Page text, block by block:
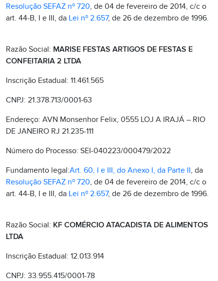
Resolução SEFAZ nº 720, de 04 de fevereiro de 2014, c/c o
art. 44-B, I e III, da Lei nº 2.657, de 26 de dezembro de 1996.
Razão Social: MARISE FESTAS ARTIGOS DE FESTAS E
CONFEITARIA 2 LTDA
Inscrição Estadual: 11.461.565
CNPJ: 21.378.713/0001-63
Endereço: AVN Monsenhor Felix, 0555 LOJ A IRAJÁ – RIO
DE JANEIRO RJ 21.235-111
Número do Processo: SEI-040223/000479/2022
Fundamento legal:Art. 60, I e III, do Anexo I, da Parte II, da
Resolução SEFAZ nº 720, de 04 de fevereiro de 2014, c/c o
art. 44-B, I e III, da Lei nº 2.657, de 26 de dezembro de 1996.
Razão Social: KF COMÉRCIO ATACADISTA DE ALIMENTOS
LTDA
Inscrição Estadual: 12.013.914
CNPJ: 33.955.415/0001-78